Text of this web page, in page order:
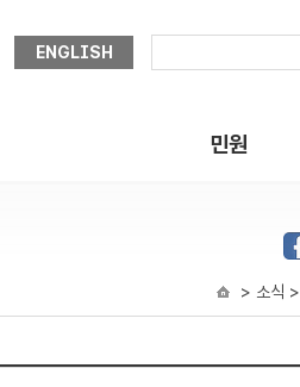
ENGLISH
민원
> 소식 >